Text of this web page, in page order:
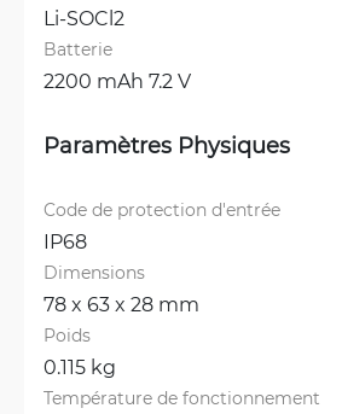
Li-SOCl2
Batterie
2200 mAh 7.2 V
Paramètres Physiques
Code de protection d'entrée
IP68
Dimensions
78 x 63 x 28 mm
Poids
0.115 kg
Température de fonctionnement